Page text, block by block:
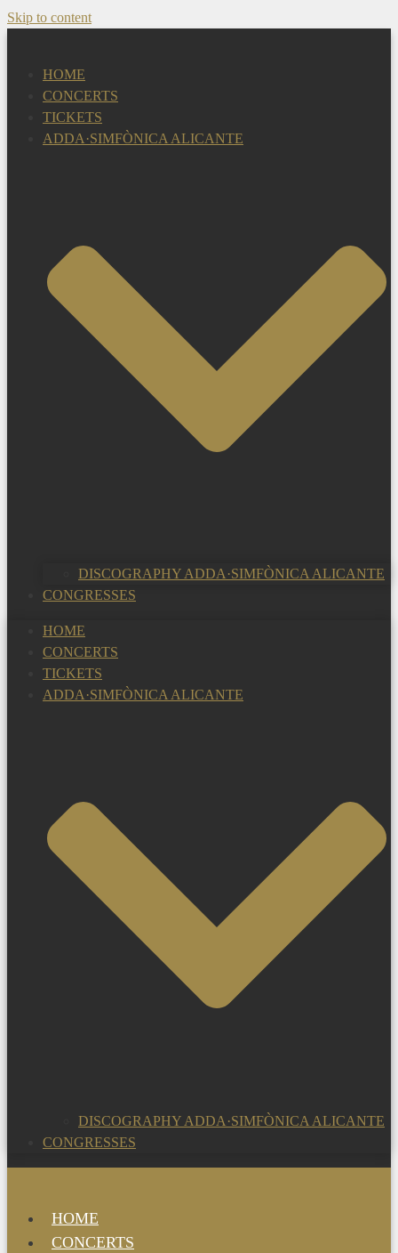
Skip to content
HOME
CONCERTS
TICKETS
ADDA·SIMFÒNICA ALICANTE
DISCOGRAPHY ADDA·SIMFÒNICA ALICANTE
CONGRESSES
HOME
CONCERTS
TICKETS
ADDA·SIMFÒNICA ALICANTE
DISCOGRAPHY ADDA·SIMFÒNICA ALICANTE
CONGRESSES
HOME
CONCERTS